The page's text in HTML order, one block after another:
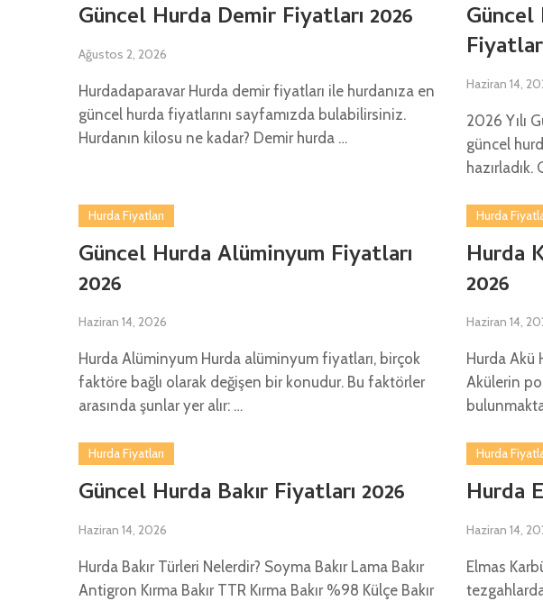
Güncel Hurda Demir Fiyatları 2026
Ağustos 2, 2026
Hurdadaparavar Hurda demir fiyatları ile hurdanıza en
güncel hurda fiyatlarını sayfamızda bulabilirsiniz.
Hurdanın kilosu ne kadar? Demir hurda …
Güncel
Haziran 14,
2026 Yılı
güncel
Güncel Hurda Alüminyum Fiyatları
2026
Hurda Fiyatları
Haziran 14, 2026
Hurda Alüminyum Hurda alüminyum fiyatları, birçok
faktöre bağlı olarak değişen bir konudur. Bu faktörler
arasında şunlar yer alır: …
Hurda
2026
Hurda
Haziran 14,
Hurda Akü
Akülerin
Güncel Hurda Bakır Fiyatları 2026
Hurda Fiyatları
Haziran 14, 2026
Hurda Bakır Türleri Nelerdir? Soyma Bakır Lama Bakır
Antigron Kırma Bakır TTR Kırma Bakır %98 Külçe Bakır
Hurda
Hurda
Haziran 14,
Elmas